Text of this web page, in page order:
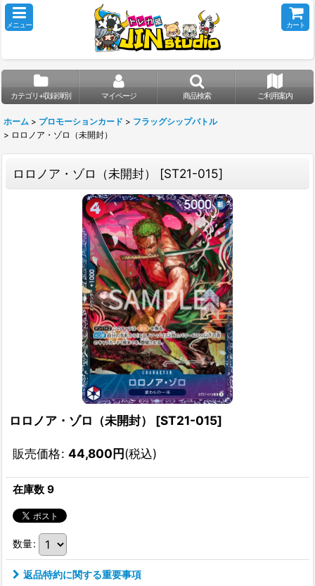
メニュー カート
カテゴリ+収録弾別 マイページ 商品検索 ご利用案内
ホーム > プロモーションカード > フラッグシップバトル
> ロロノア・ゾロ（未開封）
ロロノア・ゾロ（未開封） [ST21-015]
ロロノア・ゾロ（未開封） [ST21-015]
販売価格: 44,800円(税込)
在庫数 9
数量:
返品特約に関する重要事項